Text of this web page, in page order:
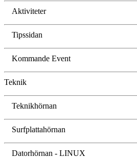
Aktiviteter
Tipssidan
Kommande Event
Teknik
Teknikhörnan
Surfplattahörnan
Datorhörnan - LINUX